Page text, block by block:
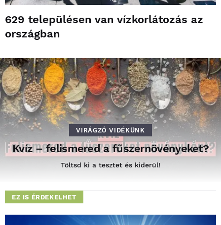
629 településen van vízkorlátozás az
országban
VIRÁGZÓ VIDÉKÜNK
Kvíz – felismered a fűszernövényeket?
Töltsd ki a tesztet és kiderül!
EZ IS ÉRDEKELHET